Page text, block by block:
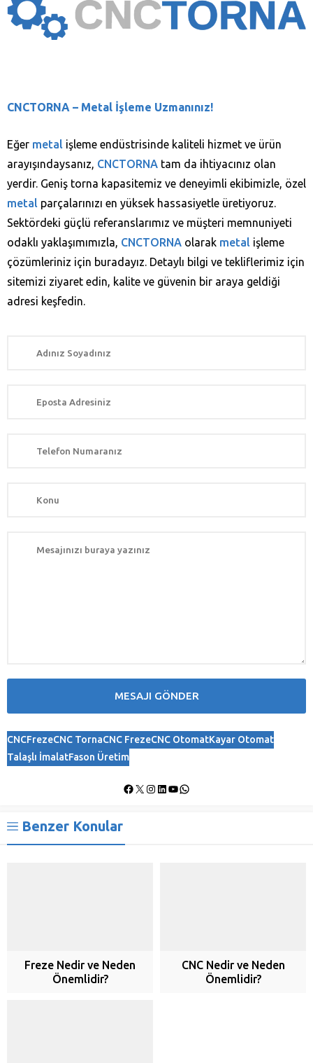
CNCTORNA – Metal İşleme Uzmanınız!
Eğer metal işleme endüstrisinde kaliteli hizmet ve ürün
arayışındaysanız, CNCTORNA tam da ihtiyacınız olan
yerdir. Geniş torna kapasitemiz ve deneyimli ekibimizle, özel
metal parçalarınızı en yüksek hassasiyetle üretiyoruz.
Sektördeki güçlü referanslarımız ve müşteri memnuniyeti
odaklı yaklaşımımızla, CNCTORNA olarak metal işleme
çözümleriniz için buradayız. Detaylı bilgi ve tekliflerimiz için
sitemizi ziyaret edin, kalite ve güvenin bir araya geldiği
adresi keşfedin.
CNCFrezeCNC TornaCNC FrezeCNC OtomatKayar Otomat
Talaşlı İmalatFason Üretim
Benzer Konular
Freze Nedir ve Neden
Önemlidir?
CNC Nedir ve Neden
Önemlidir?